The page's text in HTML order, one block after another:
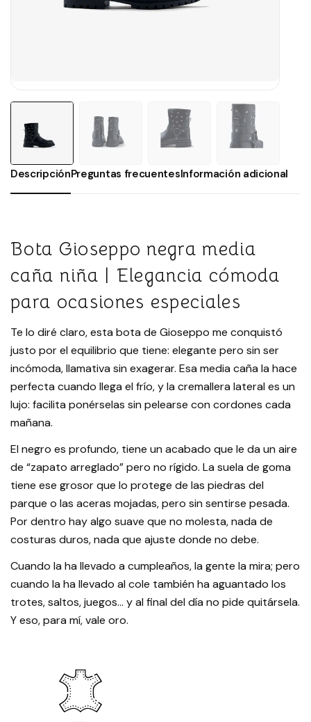
DescripciónPreguntas frecuentesInformación adicional
Bota Gioseppo negra media
caña niña | Elegancia cómoda
para ocasiones especiales
Te lo diré claro, esta bota de Gioseppo me conquistó
justo por el equilibrio que tiene: elegante pero sin ser
incómoda, llamativa sin exagerar. Esa media caña la hace
perfecta cuando llega el frío, y la cremallera lateral es un
lujo: facilita ponérselas sin pelearse con cordones cada
mañana.
El negro es profundo, tiene un acabado que le da un aire
de “zapato arreglado” pero no rígido. La suela de goma
tiene ese grosor que lo protege de las piedras del
parque o las aceras mojadas, pero sin sentirse pesada.
Por dentro hay algo suave que no molesta, nada de
costuras duros, nada que ajuste donde no debe.
Cuando la ha llevado a cumpleaños, la gente la mira; pero
cuando la ha llevado al cole también ha aguantado los
trotes, saltos, juegos… y al final del día no pide quitársela.
Y eso, para mí, vale oro.